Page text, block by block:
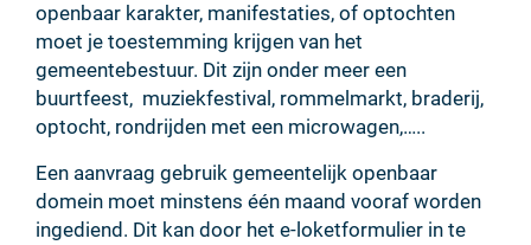
openbaar karakter, manifestaties, of optochten
moet je toestemming krijgen van het
gemeentebestuur. Dit zijn onder meer een
buurtfeest, muziekfestival, rommelmarkt, braderij,
optocht, rondrijden met een microwagen,…..
Een aanvraag gebruik gemeentelijk openbaar
domein moet minstens één maand vooraf worden
ingediend. Dit kan door het e-loketformulier in te